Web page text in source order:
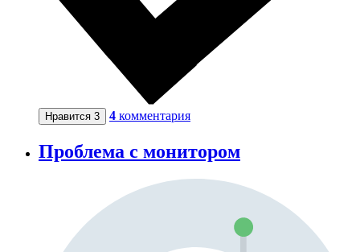
Нравится 3 4 комментария
Проблема с монитором